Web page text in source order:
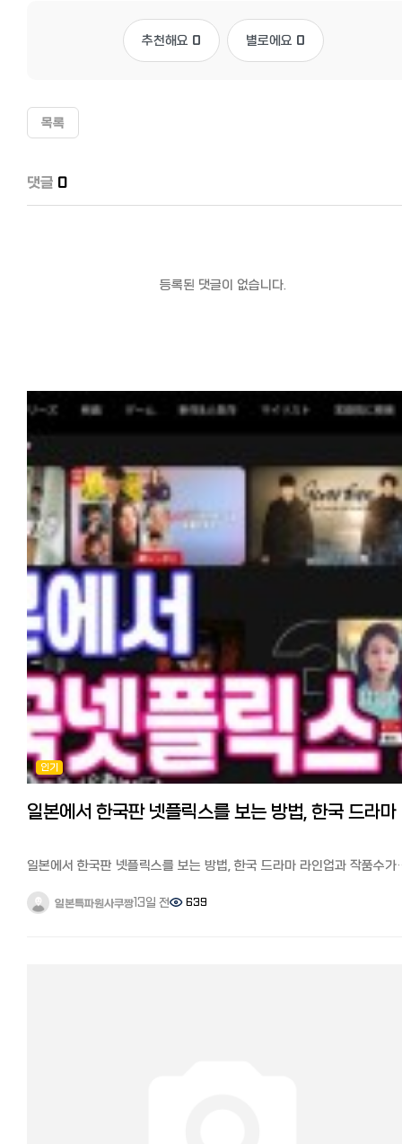
추천해요 0 별로에요 0
목록
댓글 0
등록된 댓글이 없습니다.
인기
일본에서 한국판 넷플릭스를 보는 방법, 한국 드라마 라인업과 작품수가
커뮤니티 '일본 한국인 모임'과 '일한모 사이트'를 운영하고 있는
관리자입니다. 일본에서 한국방송 보는 법에 대한 질문들이 자주
일본특파원사쿠짱 13일 전 639